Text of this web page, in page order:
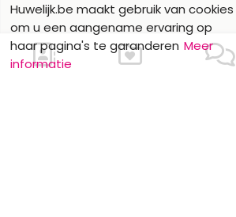
Ons contacteren
Huwelijk.be maakt gebruik van cookies
om u een aangename ervaring op
haar pagina's te garanderen Meer
informatie